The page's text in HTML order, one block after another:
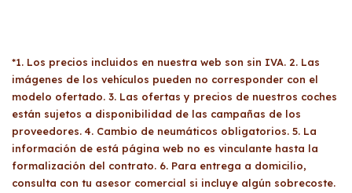
*1. Los precios incluidos en nuestra web son sin IVA. 2. Las
imágenes de los vehículos pueden no corresponder con el
modelo ofertado. 3. Las ofertas y precios de nuestros coches
están sujetos a disponibilidad de las campañas de los
proveedores. 4. Cambio de neumáticos obligatorios. 5. La
información de está página web no es vinculante hasta la
formalización del contrato. 6. Para entrega a domicilio,
consulta con tu asesor comercial si incluye algún sobrecoste.